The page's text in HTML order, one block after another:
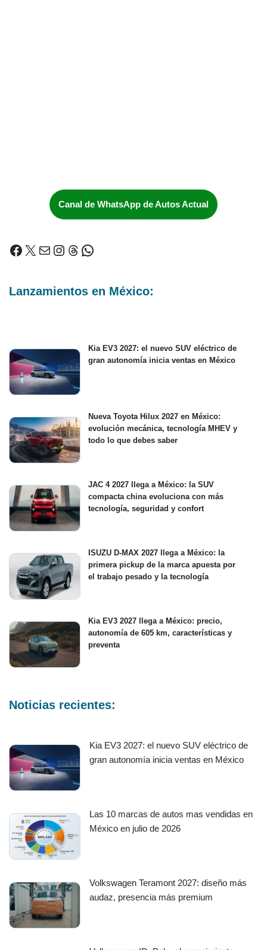
Canal de WhatsApp de Autos Actual
Lanzamientos en México:
Kia EV3 2027: el nuevo SUV eléctrico de
gran autonomía inicia ventas en México
Nueva Toyota Hilux 2027 en México:
evolución mecánica, tecnología MHEV y
todo lo que debes saber
JAC 4 2027 llega a México: la SUV
compacta china evoluciona con más
tecnología, seguridad y confort
ISUZU D-MAX 2027 llega a México: la
primera pickup de la marca apuesta por
el trabajo pesado y la tecnología
Kia EV3 2027 llega a México: precio,
autonomía de 605 km, características y
preventa
Noticias recientes:
Kia EV3 2027: el nuevo SUV eléctrico de
gran autonomía inicia ventas en México
Las 10 marcas de autos mas vendidas en
México en julio de 2026
Volkswagen Teramont 2027: diseño más
audaz, presencia más premium